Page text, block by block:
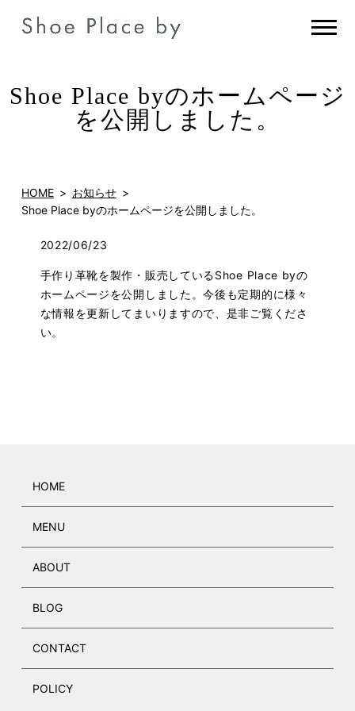
Shoe Place byのホームページ
を公開しました。
HOME
お知らせ
Shoe Place byのホームページを公開しました。
2022/06/23
手作り革靴を製作・販売しているShoe Place byの
ホームページを公開しました。今後も定期的に様々
な情報を更新してまいりますので、是非ご覧くださ
い。
HOME
MENU
ABOUT
BLOG
CONTACT
POLICY